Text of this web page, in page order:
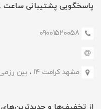
پاسخگویی پشتیبانی ساعت ۸ تا ۱۳
09001520058
مشهد کرامت 14 ، بین رزمی ۱و۳ پلاک ۱۳ تولیدی ظریف